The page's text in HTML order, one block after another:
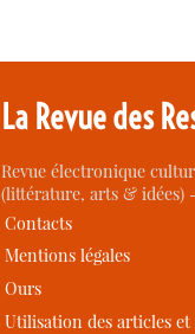
La Revue des
Revue électronique
(littérature, arts &
Contacts
Mentions légales
Ours
Utilisation des articles et